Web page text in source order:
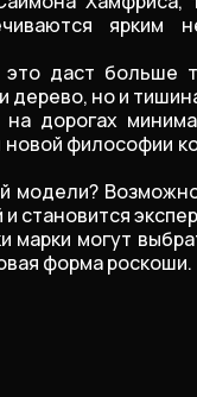
это даст
дерево, но и
дорогах
философии
модели?
становится
марки могут
форма роскоши.